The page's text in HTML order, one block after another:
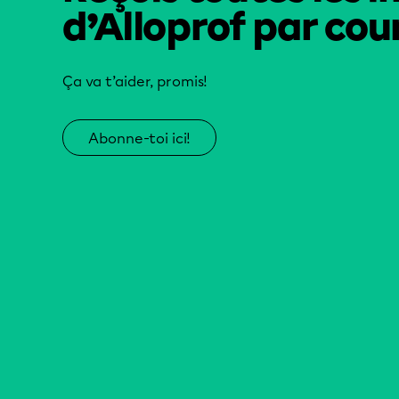
d’Alloprof par
Ça va t’aider, promis!
Abonne-toi ici!